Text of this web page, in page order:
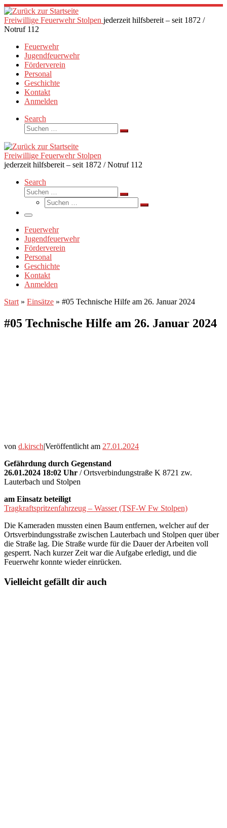
Zum
Inhalt
springen
Freiwillige Feuerwehr Stolpen jederzeit hilfsbereit – seit 1872 /
Notruf 112
Feuerwehr
Jugendfeuerwehr
Förderverein
Personal
Geschichte
Kontakt
Anmelden
Search
Suche
Suchen …
Freiwillige Feuerwehr Stolpen
jederzeit hilfsbereit – seit 1872 / Notruf 112
Search
Suche
Suchen …
Suche
Suchen …
Menü
Feuerwehr
Jugendfeuerwehr
Förderverein
Personal
Geschichte
Kontakt
Anmelden
Start » Einsätze » #05 Technische Hilfe am 26. Januar 2024
#05 Technische Hilfe am 26. Januar 2024
von d.kirsch|Veröffentlicht am 27.01.2024
Gefährdung durch Gegenstand
26.01.2024 18:02 Uhr / Ortsverbindungstraße K 8721 zw.
Lauterbach und Stolpen
am Einsatz beteiligt
Tragkraftspritzenfahrzeug – Wasser (TSF-W Fw Stolpen)
Die Kameraden mussten einen Baum entfernen, welcher auf der
Ortsverbindungsstraße zwischen Lauterbach und Stolpen quer über
die Straße lag. Die Straße wurde für die Dauer der Arbeiten voll
gesperrt. Nach kurzer Zeit war die Aufgabe erledigt, und die
Feuerwehr konnte wieder einrücken.
Vielleicht gefällt dir auch